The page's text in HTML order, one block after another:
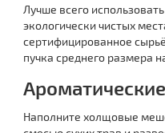
Лучше всего
экологически чистых
сертифицированное
пучка среднего размера
Наполните холщовые